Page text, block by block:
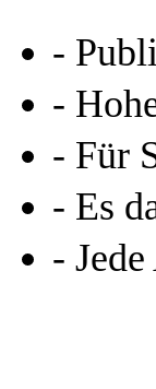
-
-
- Für
- Es
-